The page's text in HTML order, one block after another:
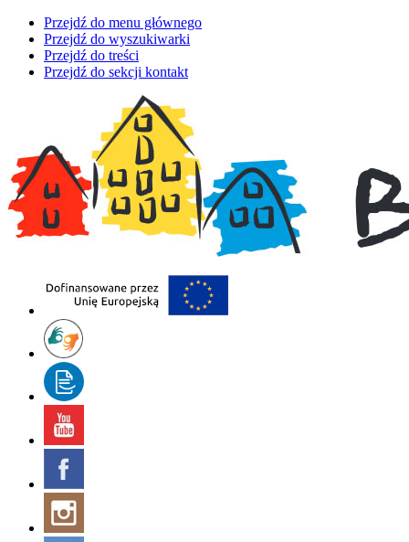
Przejdź do menu głównego
Przejdź do wyszukiwarki
Przejdź do treści
Przejdź do sekcji kontakt